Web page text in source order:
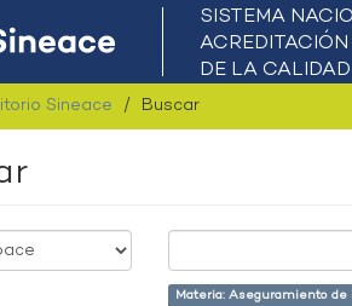
Sineace Buscar
Materia: Aseguramiento de